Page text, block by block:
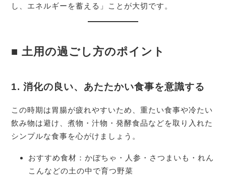
し、エネルギーを蓄える」ことが大切です。
■ 土用の過ごし方のポイント
1.消化の良い、あたたかい食事を意識する
この時期は胃腸が疲れやすいため、重たい食事や冷たい
飲み物は避け、煮物・汁物・発酵食品などを取り入れた
シンプルな食事を心がけましょう。
おすすめ食材：かぼちゃ・人参・さつまいも・れん
こんなどの土の中で育つ野菜